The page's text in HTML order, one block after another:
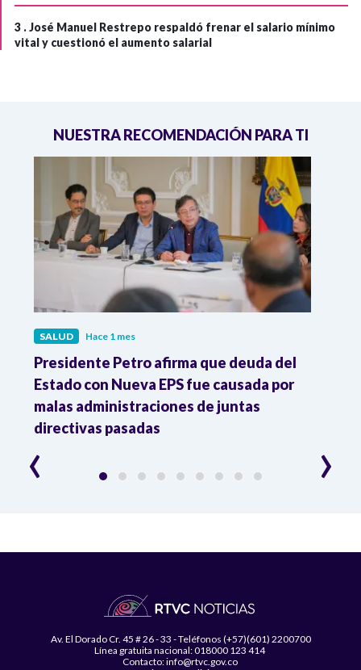
3 .José Manuel Restrepo respaldó frenar el salario mínimo
vital y cuestionó el aumento salarial
NUESTRA RECOMENDACIÓN PARA TI
SALUD Hace 1 mes
Presidente Petro afirma que deuda del
Estado con Nueva EPS fue causada por
malas administraciones de juntas
directivas pasadas
‹ ›
Av. El Dorado Cr. 45 # 26 - 33 - Teléfonos (+57)(601) 2200700
Línea gratuita nacional: 018000 123 414
Contacto: info@rtvc.gov.co